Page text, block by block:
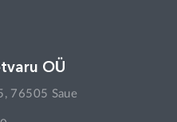
OÜ
76505 Saue